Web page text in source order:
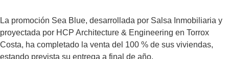
La promoción Sea Blue, desarrollada por Salsa Inmobiliaria y
proyectada por HCP Architecture & Engineering en Torrox
Costa, ha completado la venta del 100 % de sus viviendas,
estando prevista su entrega a final de año.